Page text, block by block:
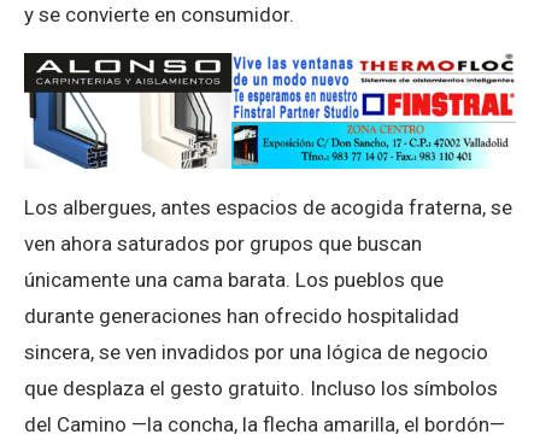
y se convierte en consumidor.
Los albergues, antes espacios de acogida fraterna, se
ven ahora saturados por grupos que buscan
únicamente una cama barata. Los pueblos que
durante generaciones han ofrecido hospitalidad
sincera, se ven invadidos por una lógica de negocio
que desplaza el gesto gratuito. Incluso los símbolos
del Camino —la concha, la flecha amarilla, el bordón—